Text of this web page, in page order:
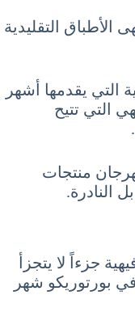
الأطباق التقليدية
التي يقدمها أشهر
التي تتيح
منتجات
النادرة.
جزءاً لا يتجزأ
بورتوريكو شهر